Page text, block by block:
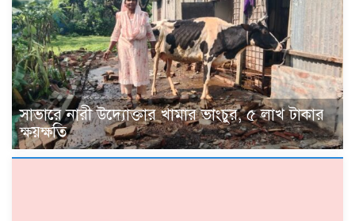
সাভারে নারী উদ্যোক্তার খামার ভাংচুর, ৫ লাখ টাকার
ক্ষয়ক্ষতি